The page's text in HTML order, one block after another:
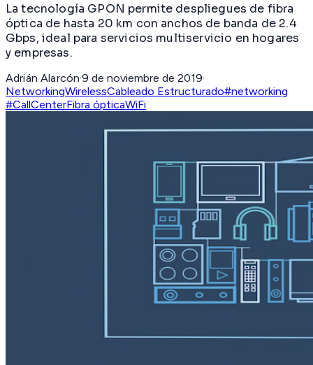
La tecnología GPON permite despliegues de fibra
óptica de hasta 20 km con anchos de banda de 2.4
Gbps, ideal para servicios multiservicio en hogares
y empresas.
Adrián Alarcón·9 de noviembre de 2019·
NetworkingWirelessCableado Estructurado#networking
#CallCenterFibra ópticaWiFi